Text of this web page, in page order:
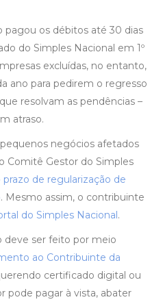
pagou os débitos até 30 dias
do Simples Nacional em 1º
excluídas, no entanto,
ano para pedirem o regresso
resolvam as pendências –
atraso.
negócios afetados
Comitê Gestor do Simples
de regularização de
. Mesmo assim, o contribuinte
do Simples Nacional.
deve ser feito por meio
ao Contribuinte da
certificado digital ou
pode pagar à vista, abater